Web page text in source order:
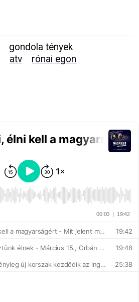
gondola tények
atv rónai egon